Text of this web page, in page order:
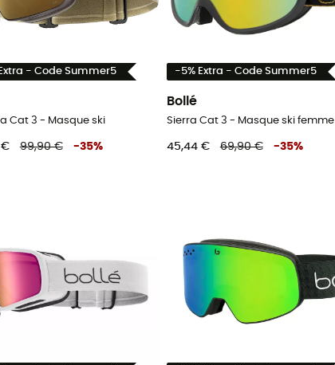
- Code Summer5
Cat 3 - Masque ski
€ 99,90 € -35%
-5% Extra - Code Summer5
Bollé
Sierra Cat 3 - Masque ski femme
45,44 € 69,90 € -35%